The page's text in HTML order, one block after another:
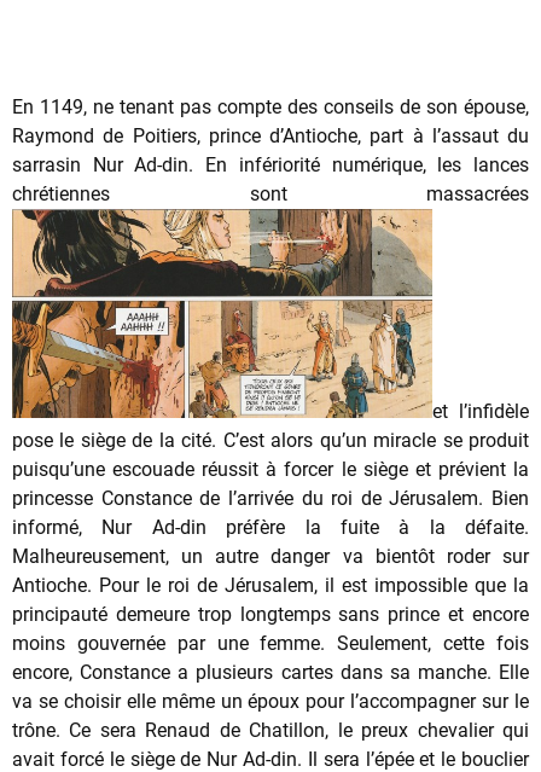
En 1149, ne tenant pas compte des conseils de son épouse,
Raymond de Poitiers, prince d’Antioche, part à l’assaut du
sarrasin Nur Ad-din. En infériorité numérique, les lances
chrétiennes sont massacrées
et l’infidèle
pose le siège de la cité. C’est alors qu’un miracle se produit
puisqu’une escouade réussit à forcer le siège et prévient la
princesse Constance de l’arrivée du roi de Jérusalem. Bien
informé, Nur Ad-din préfère la fuite à la défaite.
Malheureusement, un autre danger va bientôt roder sur
Antioche. Pour le roi de Jérusalem, il est impossible que la
principauté demeure trop longtemps sans prince et encore
moins gouvernée par une femme. Seulement, cette fois
encore, Constance a plusieurs cartes dans sa manche. Elle
va se choisir elle même un époux pour l’accompagner sur le
trône. Ce sera Renaud de Chatillon, le preux chevalier qui
avait forcé le siège de Nur Ad-din. Il sera l’épée et le bouclier